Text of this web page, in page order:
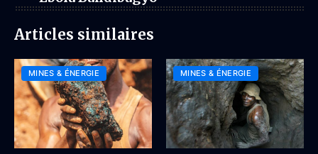
Articles similaires
MINES & ÉNERGIE MINES & ÉNERGIE